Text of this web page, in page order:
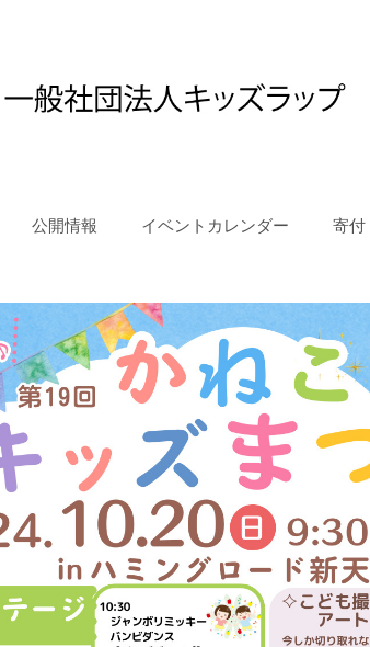
公開情報 イベントカレンダー 寄付